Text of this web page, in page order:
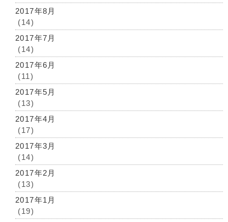
2017年8月
(14)
2017年7月
(14)
2017年6月
(11)
2017年5月
(13)
2017年4月
(17)
2017年3月
(14)
2017年2月
(13)
2017年1月
(19)